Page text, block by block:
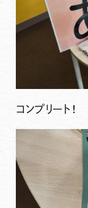
コンプリート！